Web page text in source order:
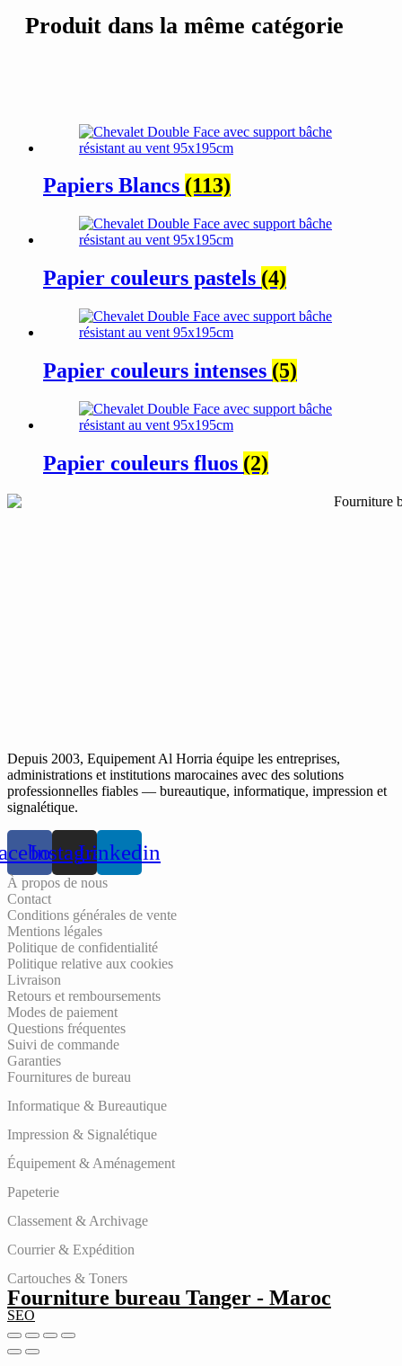
Produit dans la même catégorie
Papiers Blancs (113)
Papier couleurs pastels (4)
Papier couleurs intenses (5)
Papier couleurs fluos (2)
Depuis 2003, Equipement Al Horria équipe les entreprises,
administrations et institutions marocaines avec des solutions
professionnelles fiables — bureautique, informatique, impression et
signalétique.
InstagramLinkedin
À propos de nous
Contact
Conditions générales de vente
Mentions légales
Politique de confidentialité
Politique relative aux cookies
Livraison
Retours et remboursements
Modes de paiement
Questions fréquentes
Suivi de commande
Garanties
Fournitures de bureau
Informatique & Bureautique
Impression & Signalétique
Équipement & Aménagement
Papeterie
Classement & Archivage
Courrier & Expédition
Cartouches & Toners
Fourniture bureau Tanger - Maroc
SEO